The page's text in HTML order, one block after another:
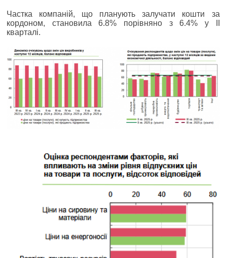
Частка компаній, що планують залучати кошти за
кордоном, становила 6.8% порівняно з 6.4% у ІІ
кварталі.